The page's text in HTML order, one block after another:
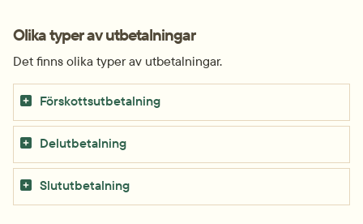
Olika typer av utbetalningar
Det finns olika typer av utbetalningar.
Förskottsutbetalning
Delutbetalning
Slututbetalning